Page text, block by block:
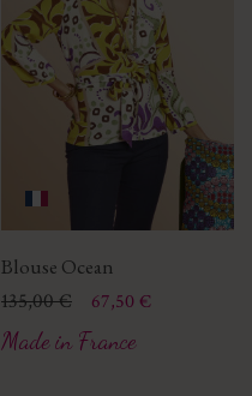
Blouse Ocean
Prix
Prix de base
135,00 € 67,50 €
Made in France